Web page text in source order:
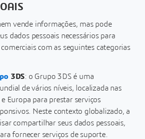
vende informações, mas pode
dados pessoais necessários para
com as seguintes categorias
3DS: o Grupo 3DS é uma
de vários níveis, localizada nas
Europa para prestar serviços
Neste contexto globalizado, a
compartilhar seus dados pessoais,
fornecer serviços de suporte.